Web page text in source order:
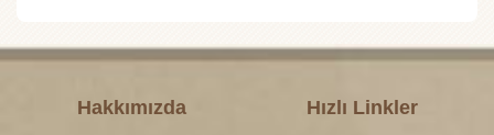
Hakkımızda Hızlı Linkler